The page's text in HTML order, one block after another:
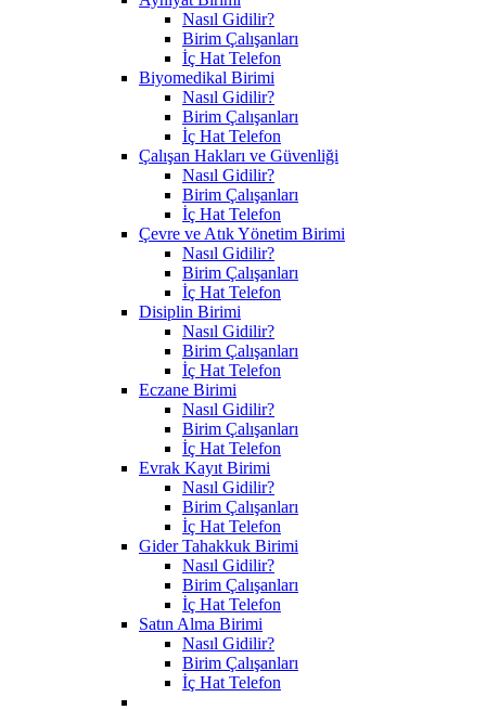
Nasıl Gidilir?
Birim Çalışanları
İç Hat Telefon
Biyomedikal Birimi
Nasıl Gidilir?
Birim Çalışanları
İç Hat Telefon
Çalışan Hakları ve Güvenliği
Nasıl Gidilir?
Birim Çalışanları
İç Hat Telefon
Çevre ve Atık Yönetim Birimi
Nasıl Gidilir?
Birim Çalışanları
İç Hat Telefon
Disiplin Birimi
Nasıl Gidilir?
Birim Çalışanları
İç Hat Telefon
Eczane Birimi
Nasıl Gidilir?
Birim Çalışanları
İç Hat Telefon
Evrak Kayıt Birimi
Nasıl Gidilir?
Birim Çalışanları
İç Hat Telefon
Gider Tahakkuk Birimi
Nasıl Gidilir?
Birim Çalışanları
İç Hat Telefon
Satın Alma Birimi
Nasıl Gidilir?
Birim Çalışanları
İç Hat Telefon